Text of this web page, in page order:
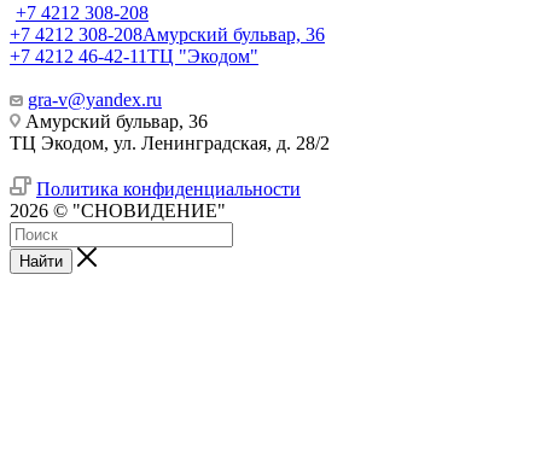
+7 4212 308-208
+7 4212 308-208Амурский бульвар, 36
+7 4212 46-42-11ТЦ "Экодом"
gra-v@yandex.ru
Амурский бульвар, 36
ТЦ Экодом, ул. Ленинградская, д. 28/2
Политика конфиденциальности
2026 © "СНОВИДЕНИЕ"
Найти